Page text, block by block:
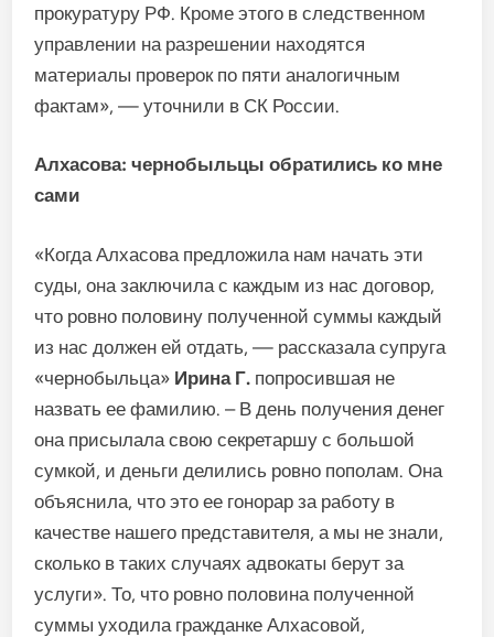
прокуратуру РФ. Кроме этого в следственном
управлении на разрешении находятся
материалы проверок по пяти аналогичным
фактам», — уточнили в СК России.
Алхасова: чернобыльцы обратились ко мне
сами
«Когда Алхасова предложила нам начать эти
суды, она заключила с каждым из нас договор,
что ровно половину полученной суммы каждый
из нас должен ей отдать, — рассказала супруга
«чернобыльца» Ирина Г. попросившая не
назвать ее фамилию. – В день получения денег
она присылала свою секретаршу с большой
сумкой, и деньги делились ровно пополам. Она
объяснила, что это ее гонорар за работу в
качестве нашего представителя, а мы не знали,
сколько в таких случаях адвокаты берут за
услуги». То, что ровно половина полученной
суммы уходила гражданке Алхасовой,